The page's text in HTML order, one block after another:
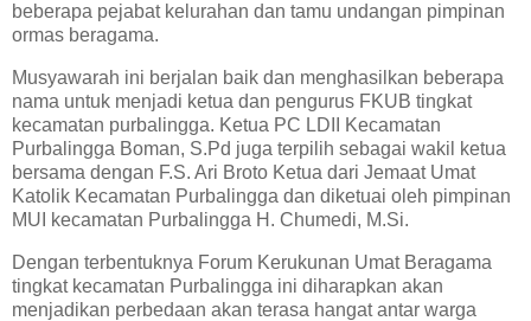
beberapa pejabat kelurahan dan tamu undangan pimpinan
ormas beragama.
Musyawarah ini berjalan baik dan menghasilkan beberapa
nama untuk menjadi ketua dan pengurus FKUB tingkat
kecamatan purbalingga. Ketua PC LDII Kecamatan
Purbalingga Boman, S.Pd juga terpilih sebagai wakil ketua
bersama dengan F.S. Ari Broto Ketua dari Jemaat Umat
Katolik Kecamatan Purbalingga dan diketuai oleh pimpinan
MUI kecamatan Purbalingga H. Chumedi, M.Si.
Dengan terbentuknya Forum Kerukunan Umat Beragama
tingkat kecamatan Purbalingga ini diharapkan akan
menjadikan perbedaan akan terasa hangat antar warga